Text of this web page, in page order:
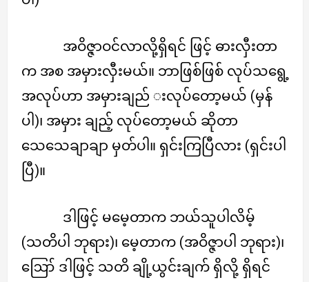
အဝိဇ္ဇာဝင်လာလို့ရှိရင် ဖြင့် ဓားလှီးတာ
က အစ အမှားလှီးမယ်။ ဘာဖြစ်ဖြစ် လုပ်သရွေ့
အလုပ်ဟာ အမှားချည် းလုပ်တော့မယ် (မှန်
ပါ)၊ အမှား ချည့် လုပ်တော့မယ် ဆိုတာ
သေသေချာချာ မှတ်ပါ။ ရှင်းကြပြီလား (ရှင်းပါ
ပြီ)။
ဒါဖြင့် မမေ့တာက ဘယ်သူပါလိမ့်
(သတိပါ ဘုရား)၊ မေ့တာက (အဝိဇ္ဇာပါ ဘုရား)၊
ဪ ဒါဖြင့် သတိ ချို့ယွင်းချက် ရှိလို့ ရှိရင်